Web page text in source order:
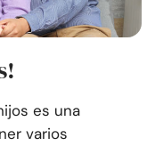
es una
varios